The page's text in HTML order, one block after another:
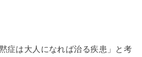
症は大人になれば治る疾患」と考